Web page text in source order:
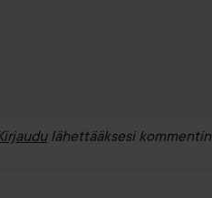
lähettääksesi kommentin